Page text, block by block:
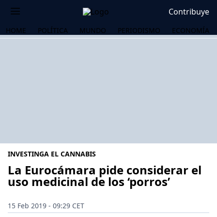
Contribuye
HOME POLÍTICA MUNDO PERIODISMO ECONOMÍA
INVESTINGA EL CANNABIS
La Eurocámara pide considerar el
uso medicinal de los ‘porros’
15 Feb 2019 - 09:29 CET